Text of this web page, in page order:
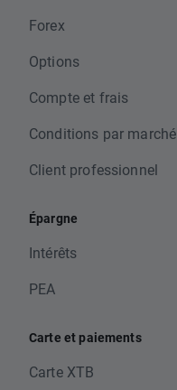
Forex
Options
Compte et frais
Conditions par marché
Client professionnel
Épargne
Intérêts
PEA
Carte et paiements
Carte XTB